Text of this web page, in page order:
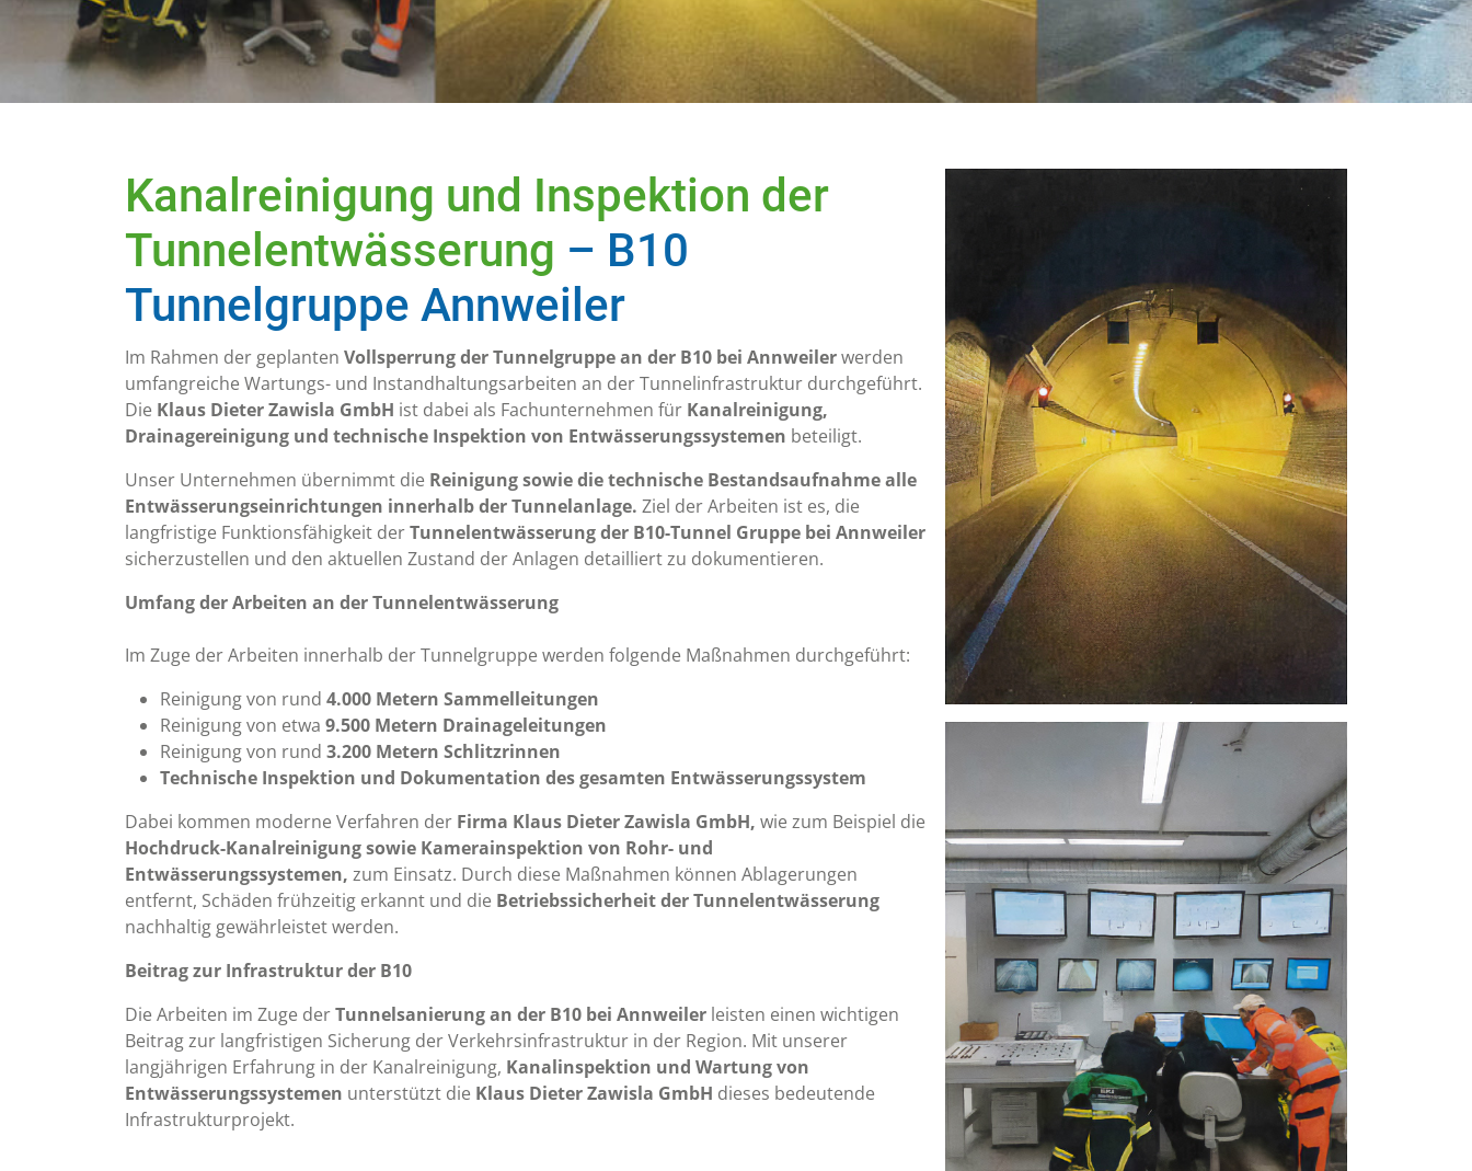
Industriereinigung
Im industriellen Reinigungsbereich
ist es besonders wichtig, die
Aufgaben wirtschaftlich und
termingerecht abzuwickeln
Entsorgung
Unsere Spezialfahrzeuge sind Tag
und Nacht einsatzbereit
Rattensperre
Wir sichern Ihre Kanalisation vor
Ratten und verlängern die
Lebensdauer des Abwasserkanals
Gebäudereinigung
Saubere und gepflegte Gebäude
sind die Grundlage für einen
positiven ersten Eindruck.
Kanalreinigung und Inspektion der
Tunnelentwässerung – B10
Tunnelgruppe Annweiler
Im Rahmen der geplanten Vollsperrung der Tunnelgruppe an der B10 bei Annweilerwerden
umfangreiche Wartungs- und Instandhaltungsarbeiten an der Tunnelinfrastruktur durchgeführt.
Die Klaus Dieter Zawisla GmbH ist dabei als Fachunternehmen für Kanalreinigung,
Drainagereinigung und technische Inspektion von Entwässerungssystemen beteiligt.
Unser Unternehmen übernimmt die Reinigung sowie die technische Bestandsaufnahme alle
Entwässerungseinrichtungen innerhalb der Tunnelanlage. Ziel der Arbeiten ist es, die
langfristige Funktionsfähigkeit derTunnelentwässerung der B10-Tunnel Gruppe bei Annweiler
sicherzustellen und den aktuellen Zustand der Anlagen detailliert zu dokumentieren.
Umfang der Arbeiten an der Tunnelentwässerung
Im Zuge der Arbeiten innerhalb der Tunnelgruppe werden folgende Maßnahmen durchgeführt:
Reinigung von rund 4.000 Metern Sammelleitungen
Reinigung von etwa 9.500 Metern Drainageleitungen
Reinigung von rund 3.200 Metern Schlitzrinnen
Technische Inspektion und Dokumentation des gesamten Entwässerungssystem
Dabei kommen moderne Verfahren der Firma Klaus Dieter Zawisla GmbH, wie zum Beispiel die
Hochdruck-Kanalreinigung sowie Kamerainspektion von Rohr- und
Entwässerungssystemen, zum Einsatz. Durch diese Maßnahmen können Ablagerungen
entfernt, Schäden frühzeitig erkannt und die Betriebssicherheit der Tunnelentwässerung
nachhaltig gewährleistet werden.
Beitrag zur Infrastruktur der B10
Die Arbeiten im Zuge derTunnelsanierung an der B10 bei Annweiler leisten einen wichtigen
Beitrag zur langfristigen Sicherung der Verkehrsinfrastruktur in der Region. Mit unserer
langjährigen Erfahrung in der Kanalreinigung, Kanalinspektion und Wartung von
Entwässerungssystemen unterstützt die Klaus Dieter Zawisla GmbH dieses bedeutende
Infrastrukturprojekt.